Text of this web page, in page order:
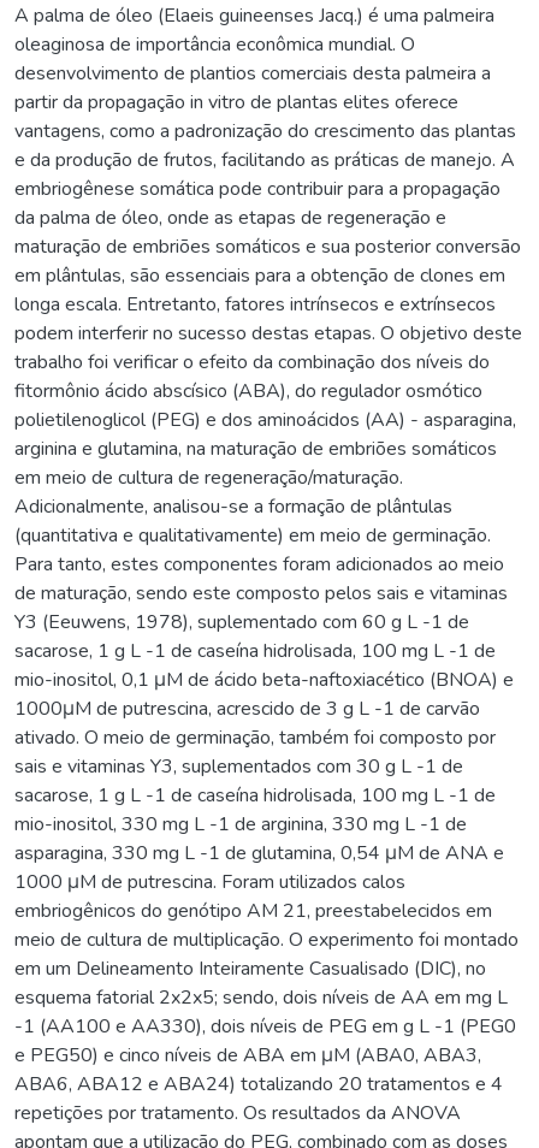
A palma de óleo (Elaeis guineenses Jacq.) é uma palmeira
oleaginosa de importância econômica mundial. O
desenvolvimento de plantios comerciais desta palmeira a
partir da propagação in vitro de plantas elites oferece
vantagens, como a padronização do crescimento das plantas
e da produção de frutos, facilitando as práticas de manejo. A
embriogênese somática pode contribuir para a propagação
da palma de óleo, onde as etapas de regeneração e
maturação de embriões somáticos e sua posterior conversão
em plântulas, são essenciais para a obtenção de clones em
longa escala. Entretanto, fatores intrínsecos e extrínsecos
podem interferir no sucesso destas etapas. O objetivo deste
trabalho foi verificar o efeito da combinação dos níveis do
fitormônio ácido abscísico (ABA), do regulador osmótico
polietilenoglicol (PEG) e dos aminoácidos (AA) - asparagina,
arginina e glutamina, na maturação de embriões somáticos
em meio de cultura de regeneração/maturação.
Adicionalmente, analisou-se a formação de plântulas
(quantitativa e qualitativamente) em meio de germinação.
Para tanto, estes componentes foram adicionados ao meio
de maturação, sendo este composto pelos sais e vitaminas
Y3 (Eeuwens, 1978), suplementado com 60 g L -1 de
sacarose, 1 g L -1 de caseína hidrolisada, 100 mg L -1 de
mio-inositol, 0,1 μM de ácido beta-naftoxiacético (BNOA) e
1000μM de putrescina, acrescido de 3 g L -1 de carvão
ativado. O meio de germinação, também foi composto por
sais e vitaminas Y3, suplementados com 30 g L -1 de
sacarose, 1 g L -1 de caseína hidrolisada, 100 mg L -1 de
mio-inositol, 330 mg L -1 de arginina, 330 mg L -1 de
asparagina, 330 mg L -1 de glutamina, 0,54 μM de ANA e
1000 μM de putrescina. Foram utilizados calos
embriogênicos do genótipo AM 21, preestabelecidos em
meio de cultura de multiplicação. O experimento foi montado
em um Delineamento Inteiramente Casualisado (DIC), no
esquema fatorial 2x2x5; sendo, dois níveis de AA em mg L
-1 (AA100 e AA330), dois níveis de PEG em g L -1 (PEG0
e PEG50) e cinco níveis de ABA em μM (ABA0, ABA3,
ABA6, ABA12 e ABA24) totalizando 20 tratamentos e 4
repetições por tratamento. Os resultados da ANOVA
apontam que a utilização do PEG, combinado com as doses